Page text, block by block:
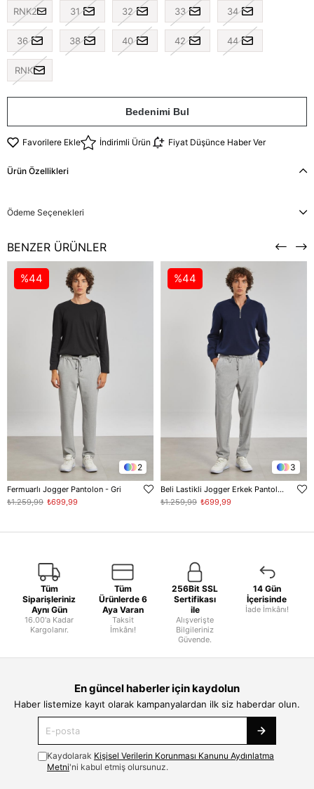
RNK2 31 32 33 34
36 38 40 42 44
RNK
Bedenimi Bul
Favorilere Ekle İndirimli Ürün Fiyat Düşünce Haber Ver
Ürün Özellikleri
Ödeme Seçenekleri
BENZER ÜRÜNLER
2
Fermuarlı Jogger Pantolon - Gri
₺699,99
₺1.259,99
%44
3
Beli Lastikli Jogger Erkek Pantolon - Gri
₺699,99
₺1.259,99
%44
Tüm
Siparişleriniz
Aynı Gün
16.00'a Kadar
Kargolanır.
Tüm
Ürünlerde 6
Aya Varan
Taksit
İmkânı!
256Bit SSL
Sertifikası
ile
Alışverişte
Bilgileriniz
Güvende.
14 Gün
İçerisinde
İade İmkânı!
En güncel haberler için kaydolun
Haber listemize kayıt olarak kampanyalardan ilk siz haberdar olun.
Kaydolarak Kişisel Verilerin Korunması Kanunu Aydınlatma
Metni'ni kabul etmiş olursunuz.